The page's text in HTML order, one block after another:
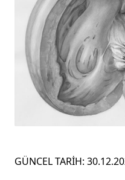
GÜNCEL TARİH: